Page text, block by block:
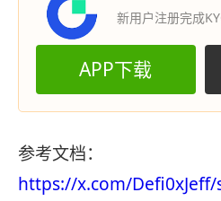
新用户注册完成
APP下载
参考文档：
https://x.com/